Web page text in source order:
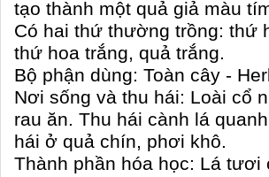
tạo thành một quả giả màu
Có hai thứ thường trồng: thứ
thứ hoa trắng, quả trắng.
Bộ phận dùng: Toàn cây -
Nơi sống và thu hái: Loài cổ
rau ăn. Thu hái cành lá
hái ở quả chín, phơi khô.
Thành phần hóa học: Lá